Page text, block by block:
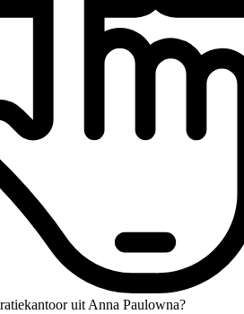
uit Anna Paulowna?